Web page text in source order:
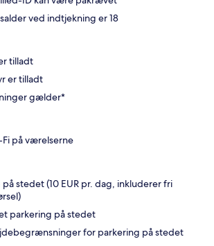
ved indtjekning er 18
tilladt
er tilladt
gælder*
på værelserne
på stedet (10 EUR pr. dag, inkluderer fri
parkering på stedet
for parkering på stedet